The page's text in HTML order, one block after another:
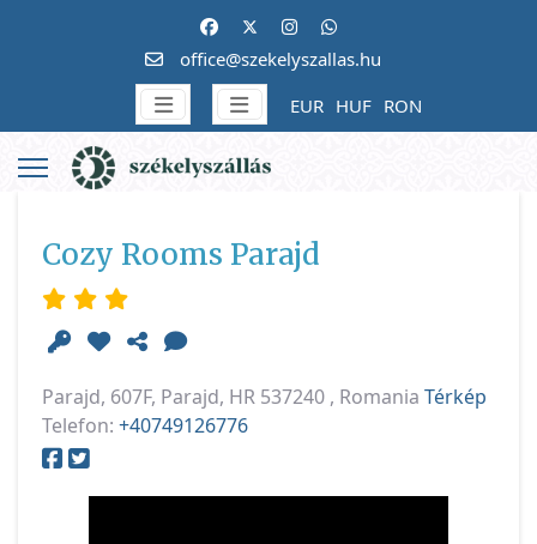
office@szekelyszallas.hu
EUR HUF RON
Cozy Rooms Parajd
Parajd, 607F, Parajd, HR 537240 , Romania Térkép
Telefon: +40749126776